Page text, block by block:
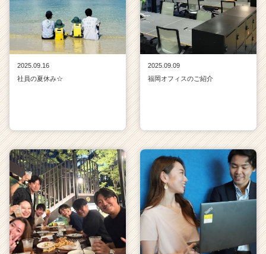
2025.09.16
社員の夏休み☆
2025.09.09
福岡オフィスのご紹介